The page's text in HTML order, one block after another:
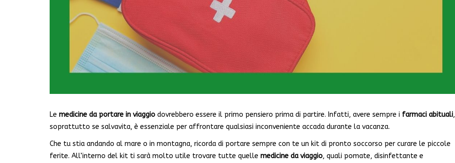
Le medicine da portare in viaggio dovrebbero essere il primo pensiero prima di partire. Infatti, avere sempre i farmaci abituali,
soprattutto se salvavita, è essenziale per affrontare qualsiasi inconveniente accada durante la vacanza.
Che tu stia andando al mare o in montagna, ricorda di portare sempre con te un kit di pronto soccorso per curare le piccole
ferite. All’interno del kit ti sarà molto utile trovare tutte quelle medicine da viaggio, quali pomate, disinfettante e